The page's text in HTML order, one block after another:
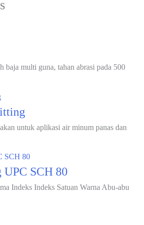
multi guna, tahan abrasi pada 500
untuk aplikasi air minum panas dan
SCH 80
Indeks Indeks Satuan Warna Abu-abu